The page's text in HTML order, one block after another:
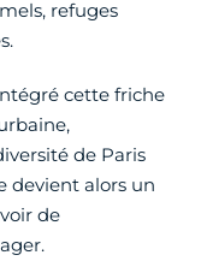
refuges
cette friche
de Paris
devient alors un
de